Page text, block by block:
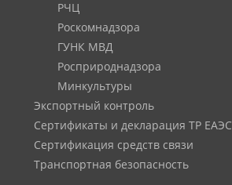
РЧЦ
Роскомнадзора
ГУНК МВД
Росприроднадзора
Минкультуры
Экспортный контроль
Сертификаты и декларация ТР ЕАЭС
Сертификация средств связи
Транспортная безопасность